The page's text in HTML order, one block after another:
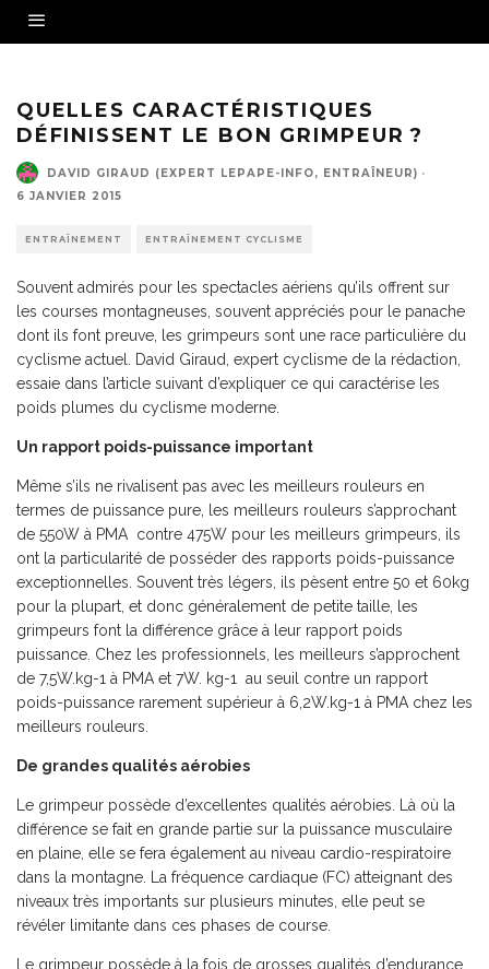
QUELLES CARACTÉRISTIQUES
DÉFINISSENT LE BON GRIMPEUR ?
DAVID GIRAUD (EXPERT LEPAPE-INFO, ENTRAÎNEUR) ·
6 JANVIER 2015
ENTRAÎNEMENT ENTRAÎNEMENT CYCLISME
Souvent admirés pour les spectacles aériens qu’ils offrent sur
les courses montagneuses, souvent appréciés pour le panache
dont ils font preuve, les grimpeurs sont une race particulière du
cyclisme actuel. David Giraud, expert cyclisme de la rédaction,
essaie dans l’article suivant d’expliquer ce qui caractérise les
poids plumes du cyclisme moderne.
Un rapport poids-puissance important
Même s’ils ne rivalisent pas avec les meilleurs rouleurs en
termes de puissance pure, les meilleurs rouleurs s’approchant
de 550W à PMA contre 475W pour les meilleurs grimpeurs, ils
ont la particularité de posséder des rapports poids-puissance
exceptionnelles. Souvent très légers, ils pèsent entre 50 et 60kg
pour la plupart, et donc généralement de petite taille, les
grimpeurs font la différence grâce à leur rapport poids
puissance. Chez les professionnels, les meilleurs s’approchent
de 7,5W.kg-1 à PMA et 7W. kg-1 au seuil contre un rapport
poids-puissance rarement supérieur à 6,2W.kg-1 à PMA chez les
meilleurs rouleurs.
De grandes qualités aérobies
Le grimpeur possède d’excellentes qualités aérobies. Là où la
différence se fait en grande partie sur la puissance musculaire
en plaine, elle se fera également au niveau cardio-respiratoire
dans la montagne. La fréquence cardiaque (FC) atteignant des
niveaux très importants sur plusieurs minutes, elle peut se
révéler limitante dans ces phases de course.
Le grimpeur possède à la fois de grosses qualités d’endurance